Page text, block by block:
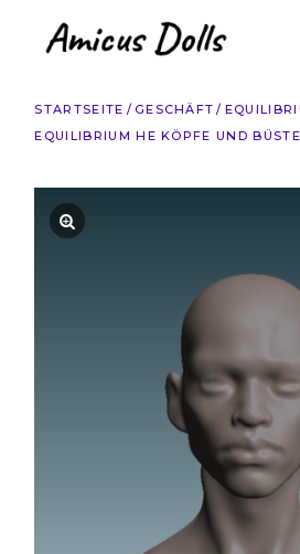
springen
STARTSEITE GESCHÄFT
EQUILIBRIUM HE KÖPFE UND